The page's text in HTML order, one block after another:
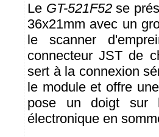
Le GT-521F52se
36x21mm avec un
le scanner
connecteur JST de
sert à la connexion
le module et offre
pose un doigt sur
électronique en